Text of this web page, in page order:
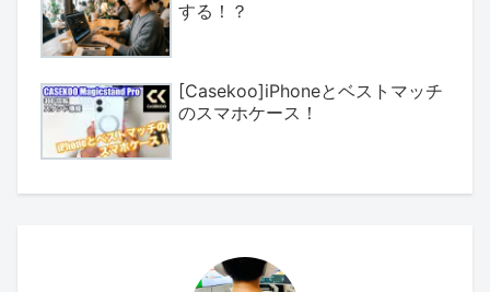
する！？
[Casekoo]iPhoneとベストマッチ
のスマホケース！